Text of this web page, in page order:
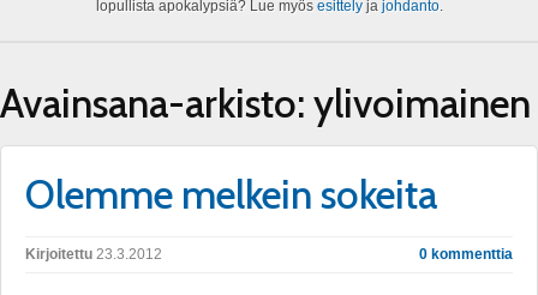
lopullista apokalypsiä? Lue myös esittelyja johdanto.
Avainsana-arkisto: ylivoimainen
Olemme melkein sokeita
Kirjoitettu 23.3.2012 0 kommenttia